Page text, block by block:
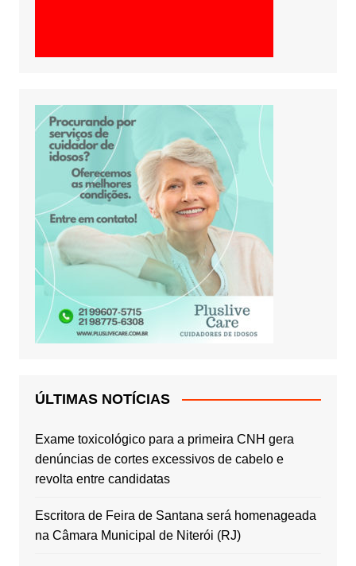
ÚLTIMAS NOTÍCIAS
Exame toxicológico para a primeira CNH gera
denúncias de cortes excessivos de cabelo e
revolta entre candidatas
Escritora de Feira de Santana será homenageada
na Câmara Municipal de Niterói (RJ)